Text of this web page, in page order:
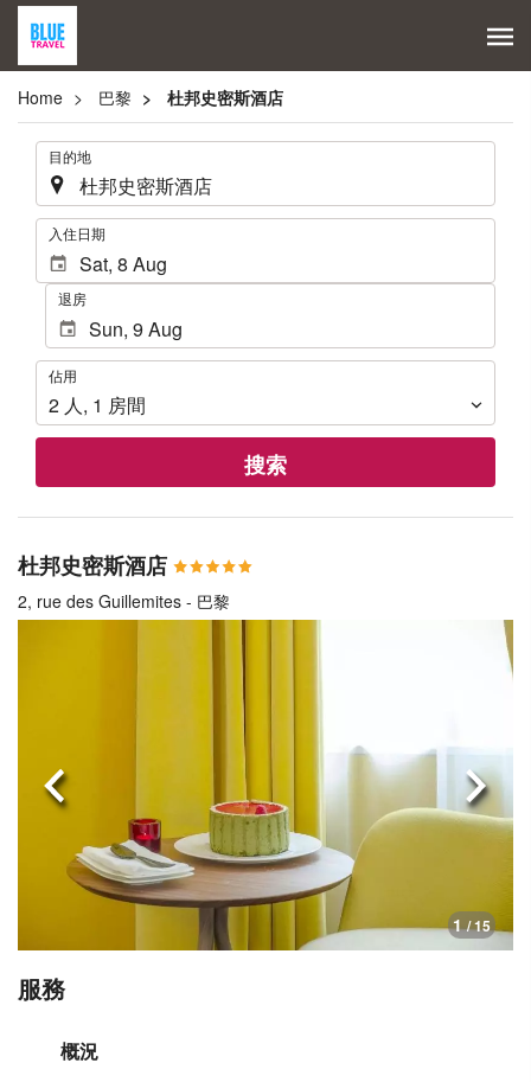
Home 巴黎 杜邦史密斯酒店
. 目的地
. 入住日期
退房
佔
用
佔用
2 人, 1 房間
搜索
杜邦史密斯酒店
2, rue des Guillemites - 巴黎
1 / 15
上一頁 下一
服務
概況